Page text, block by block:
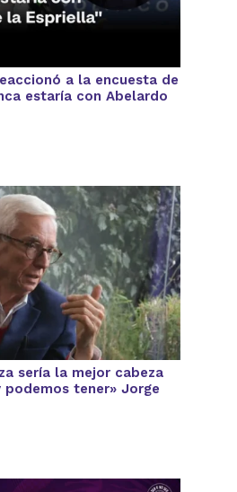
a la encuesta de
estaría con Abelardo
sería la mejor cabeza
tener» Jorge